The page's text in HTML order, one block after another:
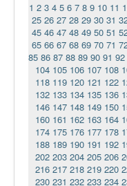
1 2 3 4 5 6 7 8 9 10 11
25 26 27 28 29 30 31
45 46 47 48 49 50 51
65 66 67 68 69 70 71
85 86 87 88 89 90 91 92
104 105 106 107 108
118 119 120 121 122
132 133 134 135 136
146 147 148 149 150
160 161 162 163 164
174 175 176 177 178
188 189 190 191 192
202 203 204 205 206
216 217 218 219 220
230 231 232 233 234